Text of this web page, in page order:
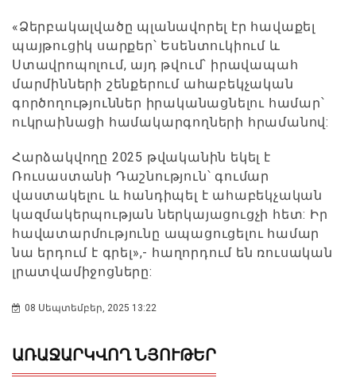
«Ձերբակալվածը պլանավորել էր հավաքել
պայթուցիկ սարքեր՝ Եսենտուկիում և
Ստավրոպոլում, այդ թվում՝ իրավապահ
մարմինների շենքերում ահաբեկչական
գործողություններ իրականացնելու համար՝
ուկրաինացի համակարգողների հրամանով:
Հարձակվողը 2025 թվականին եկել է
Ռուսաստանի Դաշնություն՝ գումար
վաստակելու և հանդիպել է ահաբեկչական
կազմակերպության ներկայացուցչի հետ: Իր
հավատարմությունը ապացուցելու համար
նա երդում է գրել»,- հաղորդում են ռուսական
լրատվամիջոցները:
08 Սեպտեմբեր, 2025 13:22
ԱՌԱՋԱՐԿՎՈՂ ՆՅՈՒԹԵՐ